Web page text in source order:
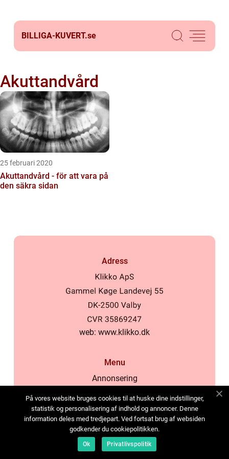
BILLIGA-KUVERT.se
Akuttandvård
25 februari 2020
Akuttandvård - för att vara på
den säkra sidan
Adress
web: www.klikko.dk
Menu
Annonsering
Cookies
Kontakta oss
Sitemap
På vores website bruges cookies til at huske dine indstillinger,
statistik og personalisering af indhold og annoncer. Denne
information deles med tredjepart. Ved fortsat brug af websiden
godkender du cookiepolitikken.
Ok Privatlivspolitik